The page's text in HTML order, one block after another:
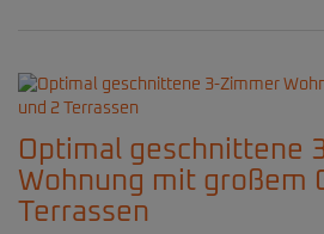
Optimal geschnittene
Wohnung mit großem
Terrassen